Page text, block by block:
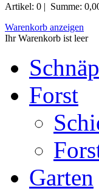
Artikel: 0 | Summe:
Warenkorb anzeigen
Ihr Warenkorb ist leer
Forst
Garten